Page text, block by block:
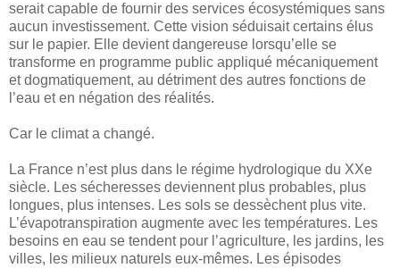
serait capable de fournir des services écosystémiques sans
aucun investissement. Cette vision séduisait certains élus
sur le papier. Elle devient dangereuse lorsqu’elle se
transforme en programme public appliqué mécaniquement
et dogmatiquement, au détriment des autres fonctions de
l’eau et en négation des réalités.
Car le climat a changé.
La France n’est plus dans le régime hydrologique du XXe
siècle. Les sécheresses deviennent plus probables, plus
longues, plus intenses. Les sols se dessèchent plus vite.
L’évapotranspiration augmente avec les températures. Les
besoins en eau se tendent pour l’agriculture, les jardins, les
villes, les milieux naturels eux-mêmes. Les épisodes